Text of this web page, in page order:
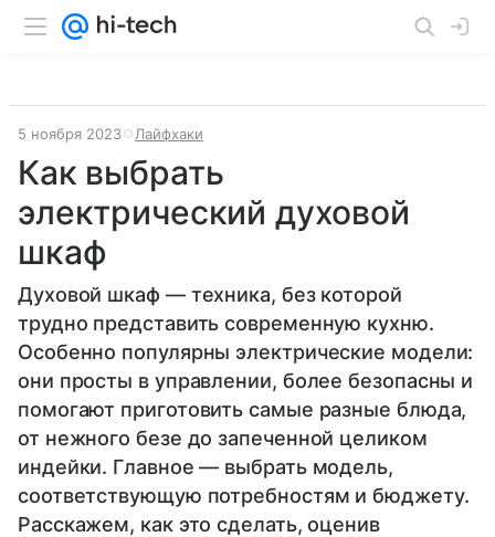
5 ноября 2023 Лайфхаки
Как выбрать
электрический духовой
шкаф
Духовой шкаф — техника, без которой
трудно представить современную кухню.
Особенно популярны электрические модели:
они просты в управлении, более безопасны и
помогают приготовить самые разные блюда,
от нежного безе до запеченной целиком
индейки. Главное — выбрать модель,
соответствующую потребностям и бюджету.
Расскажем, как это сделать, оценив